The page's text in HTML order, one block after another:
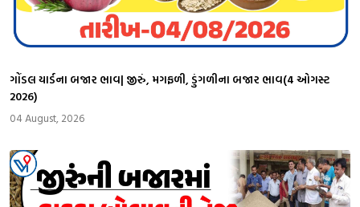
ગોંડલ યાર્ડના બજાર ભાવ| જીરું, મગફળી, ડુંગળીના બજાર ભાવ(4 ઓગસ્ટ
2026)
04 August, 2026